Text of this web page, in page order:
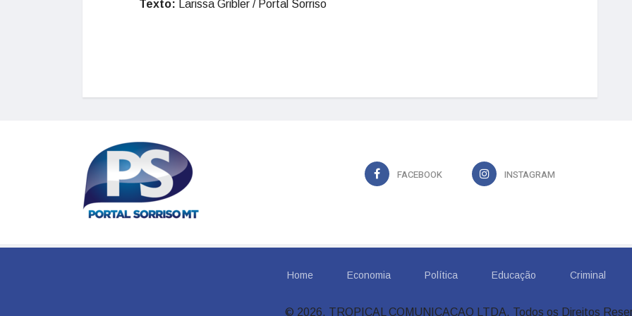
Texto: Larissa Gribler / Portal Sorriso
FACEBOOK INSTAGRAM
Home Economia Política Educação Criminal
© 2026, TROPICAL COMUNICACAO LTDA. Todos os Direitos